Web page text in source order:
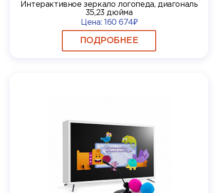
Интерактивное зеркало логопеда, диагональ
35,23 дюйма
Цена: 160 674₽
ПОДРОБНЕЕ